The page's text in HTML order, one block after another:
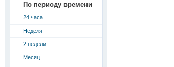
По периоду времени
24 часа
Неделя
2 недели
Месяц